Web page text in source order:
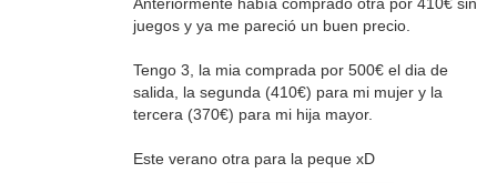
Anteriormente había comprado otra por 410€ sin
juegos y ya me pareció un buen precio.
Tengo 3, la mia comprada por 500€ el dia de
salida, la segunda (410€) para mi mujer y la
tercera (370€) para mi hija mayor.
Este verano otra para la peque xD